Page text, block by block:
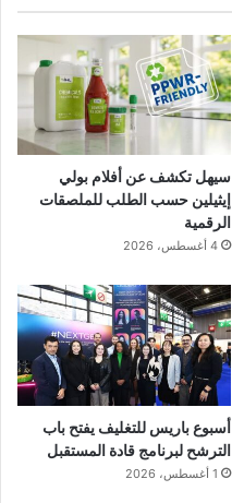
سيهل تكشف عن أفلام بولي
إيثيلين حسب الطلب للملصقات
الرقمية
4 أغسطس، 2026
أسبوع باريس للتغليف يفتح باب
الترشح لبرنامج قادة المستقبل
1 أغسطس، 2026